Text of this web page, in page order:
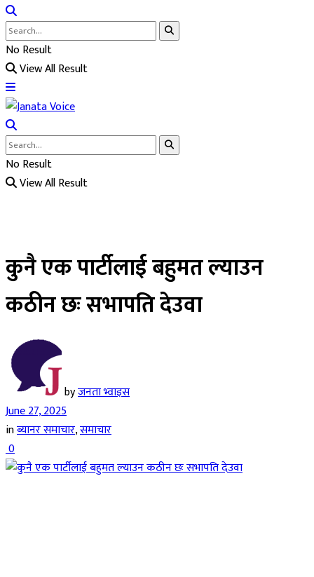
No Result
View All Result
No Result
View All Result
कुनै एक पार्टीलाई बहुमत ल्याउन
कठीन छः सभापति देउवा
byजनता भ्वाइस
June 27, 2025
inब्यानर समाचार,समाचार
0